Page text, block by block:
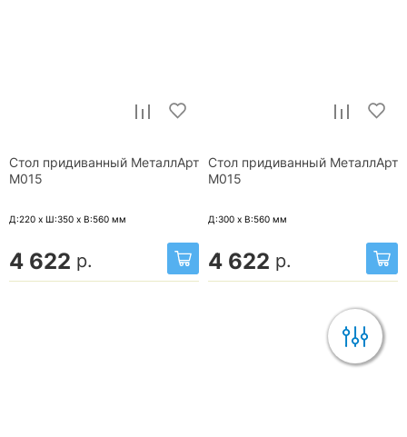
Стол придиванный МеталлАрт
М015
Д:220 x Ш:350 x В:560 мм
4 622 р.
Стол придиванный МеталлАрт
М015
Д:300 x В:560 мм
4 622 р.